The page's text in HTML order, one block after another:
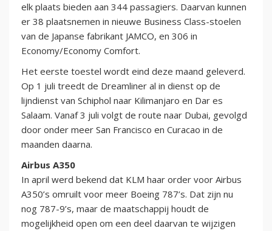
elk plaats bieden aan 344 passagiers. Daarvan kunnen
er 38 plaatsnemen in nieuwe Business Class-stoelen
van de Japanse fabrikant JAMCO, en 306 in
Economy/Economy Comfort.
Het eerste toestel wordt eind deze maand geleverd.
Op 1 juli treedt de Dreamliner al in dienst op de
lijndienst van Schiphol naar Kilimanjaro en Dar es
Salaam. Vanaf 3 juli volgt de route naar Dubai, gevolgd
door onder meer San Francisco en Curacao in de
maanden daarna.
Airbus A350
In april werd bekend dat KLM haar order voor Airbus
A350’s omruilt voor meer Boeing 787’s. Dat zijn nu
nog 787-9’s, maar de maatschappij houdt de
mogelijkheid open om een deel daarvan te wijzigen